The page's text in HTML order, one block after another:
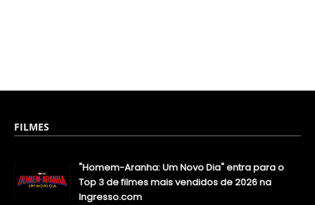
FILMES
"Homem-Aranha: Um Novo Dia" entra para o
Top 3 de filmes mais vendidos de 2026 na
Ingresso.com